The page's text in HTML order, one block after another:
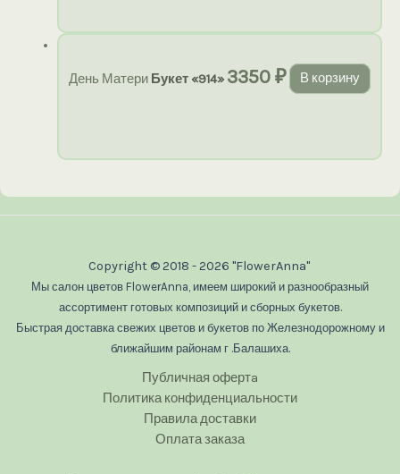
День Матери Букет «914» 3350₽ В корзину
Copyright © 2018 - 2026 "FlowerAnna"
Мы салон цветов FlowerAnna, имеем широкий и разнообразный
ассортимент готовых композиций и сборных букетов.
Быстрая доставка свежих цветов и букетов по Железнодорожному и
ближайшим районам г .Балашиха.
Публичная офертa
Политика конфиденциальности
Правила доставки
Оплата заказа